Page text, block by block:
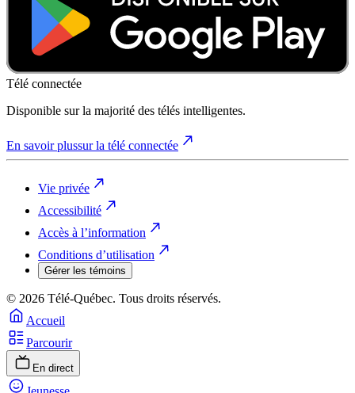
Télé connectée
Disponible sur la majorité des télés intelligentes.
En savoir plussur la télé connectée
Vie privée
Accessibilité
Accès à l’information
Conditions d’utilisation
Gérer les témoins
© 2026 Télé-Québec. Tous droits réservés.
Accueil
Parcourir
En direct